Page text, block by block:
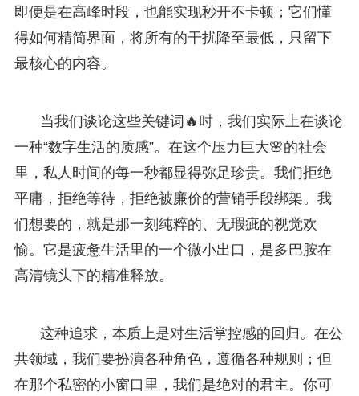
即便是在高峰时段，也能实现秒开不卡顿；它们懂
得如何精简界面，将所有的干扰降至最低，只留下
最核心的内容。
当我们谈论这些关键词🔥时，我们实际上在谈论
一种“数字生活的质感”。在这个压力巨大🌸的社会
里，私人时间的每一秒都显得弥足珍贵。我们拒绝
平庸，拒绝等待，拒绝被廉价的营销手段绑架。我
们想要的，就是那一刻纯粹的、无瑕疵的视觉欢
愉。它是疲惫生活里的一个微小出口，是多巴胺在
高清镜头下的精准释放。
这种追求，本质上是对生活掌控感的回归。在公
共领域，我们要扮演各种角色，遵循各种规则；但
在那个私密的小窗口里，我们是绝对的君主。你可